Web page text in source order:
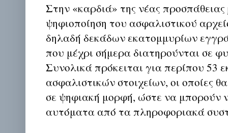
Στην «καρδιά» της νέας προσπάθειας
ψηφιοποίηση του ασφαλιστικού
δηλαδή δεκάδων εκατομμυρίων
που μέχρι σήμερα διατηρούνται σε
Συνολικά πρόκειται για περίπου 53
ασφαλιστικών στοιχείων, οι οποίες
σε ψηφιακή μορφή, ώστε να μπορούν
αυτόματα από τα πληροφοριακά